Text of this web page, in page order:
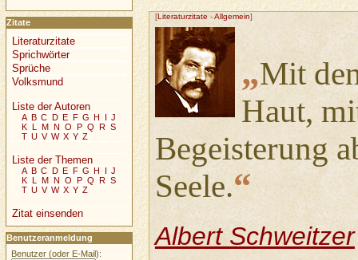
[Literaturzitate -Allgemein]
„Mit
Haut,
Begeisterung
Seele.“
Albert Schweitzer
Zitate
Literaturzitate
Sprichwörter
Sprüche
Volksmund
Liste der Autoren
A B C D E F G H I J
K L M N O P Q R S
T U V W X Y Z
Liste der Themen
A B C D E F G H I J
K L M N O P Q R S
T U V W X Y Z
Zitat einsenden
Benutzeranmeldung
Benutzer (oder E-Mail):